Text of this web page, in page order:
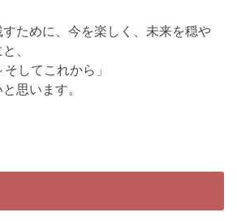
ために、今を楽しく、未来を穏や
、
してこれから」
思います。